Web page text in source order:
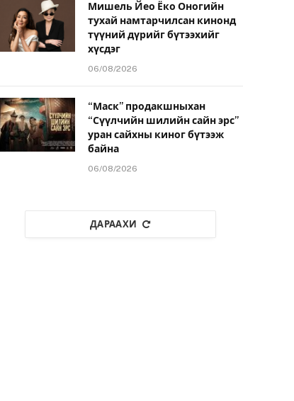
Мишель Йео Ёко Оногийн
тухай намтарчилсан кинонд
түүний дүрийг бүтээхийг
хүсдэг
06/08/2026
“Маск” продакшныхан
“Сүүлчийн шилийн сайн эрс”
уран сайхны киног бүтээж
байна
06/08/2026
ДАРААХИ